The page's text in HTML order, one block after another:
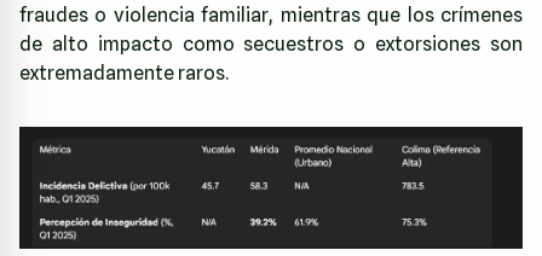
fraudes o violencia familiar, mientras que los crímenes
de alto impacto como secuestros o extorsiones son
extremadamente raros.